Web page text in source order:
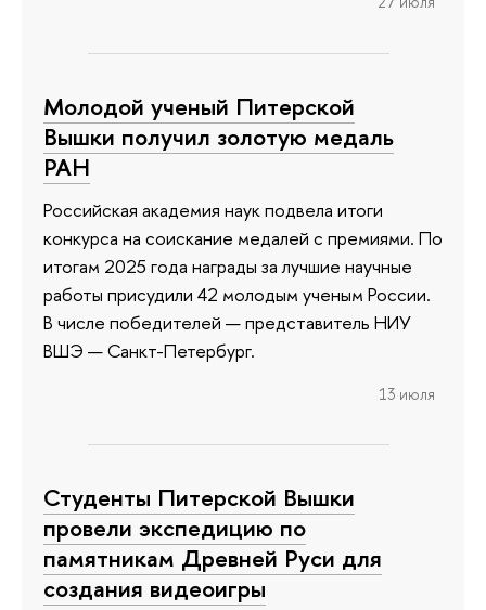
Молодой ученый Питерской
Вышки получил золотую медаль
РАН
Российская академия наук подвела итоги
конкурса на соискание медалей с премиями. По
итогам 2025 года награды за лучшие научные
работы присудили 42 молодым ученым России.
В числе победителей — представитель НИУ
ВШЭ — Санкт-Петербург.
13 июля
Студенты Питерской Вышки
провели экспедицию по
памятникам Древней Руси для
создания видеоигры